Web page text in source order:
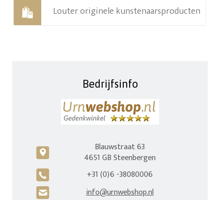
Louter originele kunstenaarsproducten
Bedrijfsinfo
c
Blauwstraat 63
4651 GB Steenbergen
A +31 (0)6 -38080006
H info@urnwebshop.nl